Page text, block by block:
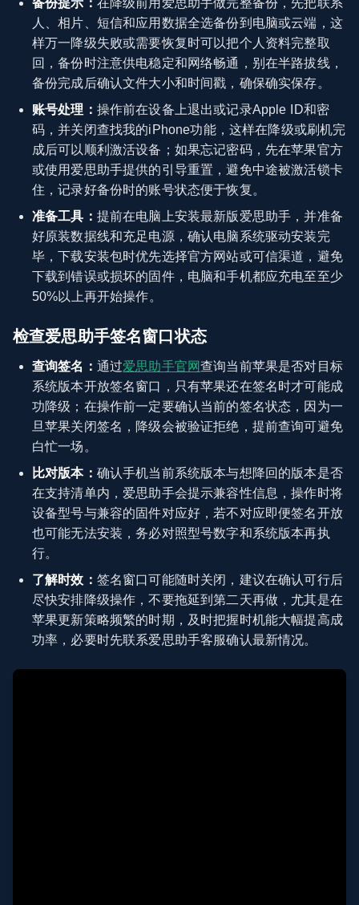
备份提示： 在降级前用爱思助手做完整备份，先把联系
人、相片、短信和应用数据全选备份到电脑或云端，这
样万一降级失败或需要恢复时可以把个人资料完整取
回，备份时注意供电稳定和网络畅通，别在半路拔线，
备份完成后确认文件大小和时间戳，确保确实保存。
账号处理： 操作前在设备上退出或记录Apple ID和密
码，并关闭查找我的iPhone功能，这样在降级或刷机完
成后可以顺利激活设备；如果忘记密码，先在苹果官方
或使用爱思助手提供的引导重置，避免中途被激活锁卡
住，记录好备份时的账号状态便于恢复。
准备工具： 提前在电脑上安装最新版爱思助手，并准备
好原装数据线和充足电源，确认电脑系统驱动安装完
毕，下载安装包时优先选择官方网站或可信渠道，避免
下载到错误或损坏的固件，电脑和手机都应充电至至少
50%以上再开始操作。
检查爱思助手签名窗口状态
查询签名： 通过爱思助手官网查询当前苹果是否对目标
系统版本开放签名窗口，只有苹果还在签名时才可能成
功降级；在操作前一定要确认当前的签名状态，因为一
旦苹果关闭签名，降级会被验证拒绝，提前查询可避免
白忙一场。
比对版本： 确认手机当前系统版本与想降回的版本是否
在支持清单内，爱思助手会提示兼容性信息，操作时将
设备型号与兼容的固件对应好，若不对应即便签名开放
也可能无法安装，务必对照型号数字和系统版本再执
行。
了解时效： 签名窗口可能随时关闭，建议在确认可行后
尽快安排降级操作，不要拖延到第二天再做，尤其是在
苹果更新策略频繁的时期，及时把握时机能大幅提高成
功率，必要时先联系爱思助手客服确认最新情况。